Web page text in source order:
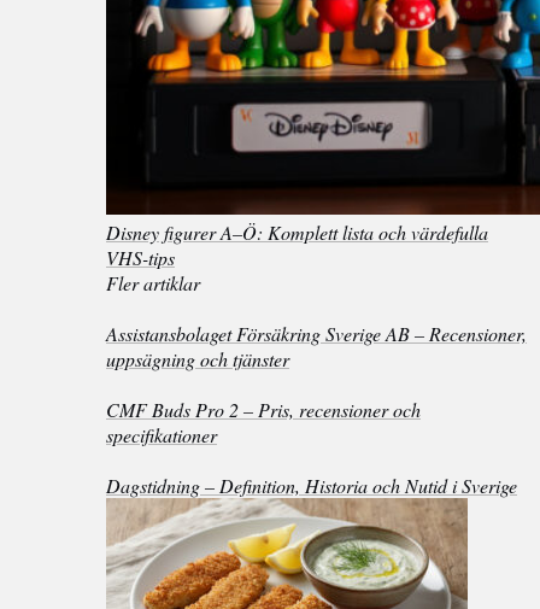
Disney figurer A–Ö: Komplett lista och värdefulla
VHS-tips
Fler artiklar
Assistansbolaget Försäkring Sverige AB – Recensioner,
uppsägning och tjänster
CMF Buds Pro 2 – Pris, recensioner och
specifikationer
Dagstidning – Definition, Historia och Nutid i Sverige